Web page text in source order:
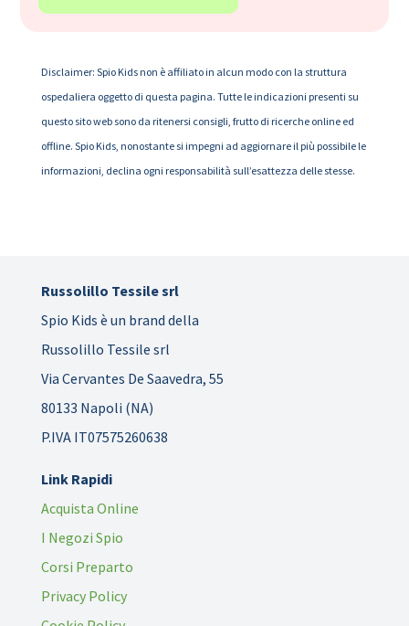
Disclaimer: Spio Kids non è affiliato in alcun modo con la struttura
ospedaliera oggetto di questa pagina. Tutte le indicazioni presenti su
questo sito web sono da ritenersi consigli, frutto di ricerche online ed
offline. Spio Kids, nonostante si impegni ad aggiornare il più possibile le
informazioni, declina ogni responsabilità sull’esattezza delle stesse.
Russolillo Tessile srl
Spio Kids è un brand della
Russolillo Tessile srl
Via Cervantes De Saavedra, 55
80133 Napoli (NA)
P.IVA IT07575260638
Link Rapidi
Acquista Online
I Negozi Spio
Corsi Preparto
Privacy Policy